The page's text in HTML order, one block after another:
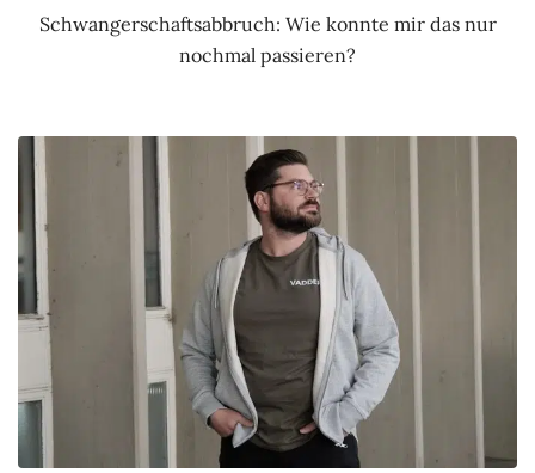
Schwangerschaftsabbruch: Wie konnte mir das nur
nochmal passieren?